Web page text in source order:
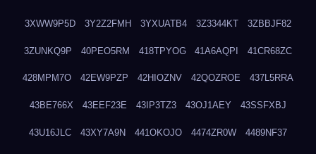
3XWW9P5D 3Y2Z2FMH 3YXUATB4 3Z3344KT 3ZBBJF82
3ZUNKQ9P 40PEO5RM 418TPYOG 41A6AQPI 41CR68ZC
428MPM7O 42EW9PZP 42HIOZNV 42QOZROE 437L5RRA
43BE766X 43EEF23E 43IP3TZ3 43OJ1AEY 43SSFXBJ
43U16JLC 43XY7A9N 441OKOJO 4474ZR0W 4489NF37